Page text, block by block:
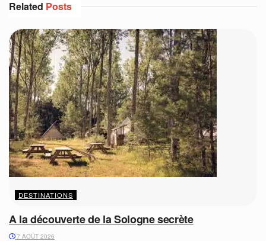
Related Posts
DESTINATIONS
A la découverte de la Sologne secrète
7 AOÛT 2026